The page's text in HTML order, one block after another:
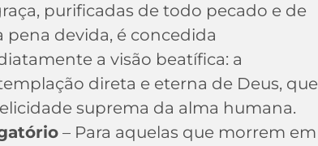
purificadas de todo pecado e de
pena devida, é concedida
a visão beatífica: a
direta e eterna de Deus, que
suprema da alma humana.
– Para aquelas que morrem em